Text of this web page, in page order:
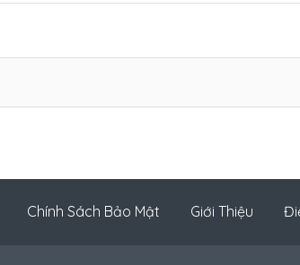
Chính Sách Bảo Mật Giới Thiệu